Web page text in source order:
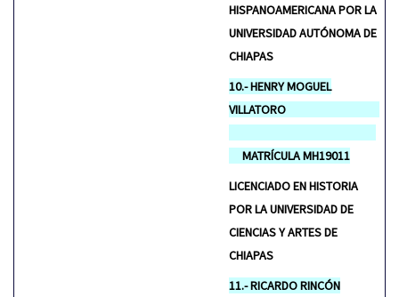
HISPANOAMERICANA POR LA
UNIVERSIDAD AUTÓNOMA DE
CHIAPAS
10.- HENRY MOGUEL
VILLATORO
MATRÍCULA MH19011
LICENCIADO EN HISTORIA
POR LA UNIVERSIDAD DE
CIENCIAS Y ARTES DE
CHIAPAS
11.- RICARDO RINCÓN